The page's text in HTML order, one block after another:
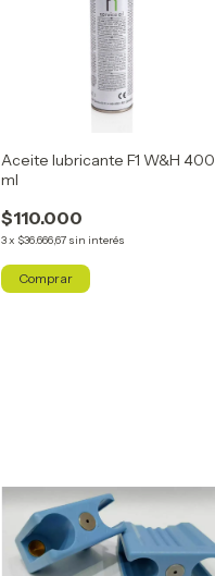
Aceite lubricante F1 W&H 400
ml
$110.000
3x $36.666,67 sin interés